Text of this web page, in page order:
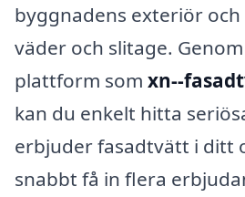
byggnadens exteriör
väder och slitage.
plattform som xn--
kan du enkelt hitta
erbjuder fasadtvätt i ditt
snabbt få in flera